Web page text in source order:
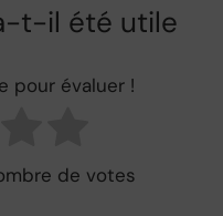
t-il été utile
pour évaluer !
de votes